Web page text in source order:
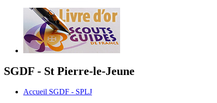
SGDF - St Pierre-le-Jeune
Accueil SGDF - SPLJ